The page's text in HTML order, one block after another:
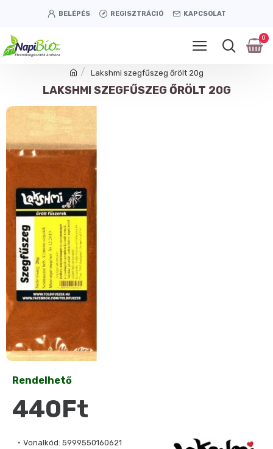
BELÉPÉS REGISZTRÁCIÓ KAPCSOLAT
0
Lakshmi szegfűszeg őrölt 20g
LAKSHMI SZEGFŰSZEG ŐRÖLT 20G
Vonalkód: 5999550160621
Rendelhető
440Ft